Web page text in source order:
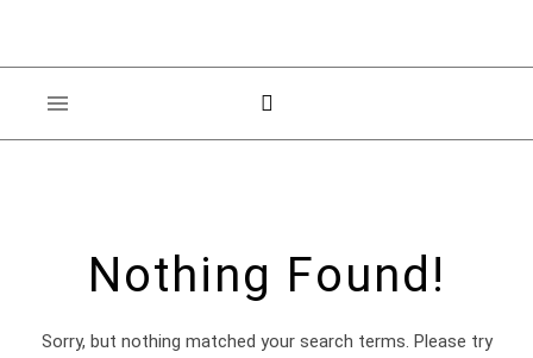
Nothing Found!
Sorry, but nothing matched your search terms. Please try